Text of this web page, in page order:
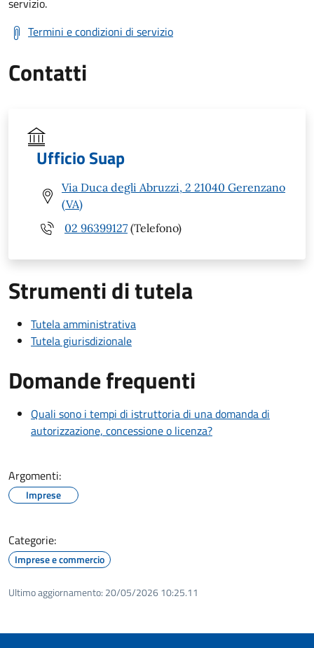
servizio.
Termini e condizioni di servizio
Contatti
Ufficio Suap
Via Duca degli Abruzzi, 2 21040 Gerenzano
(VA)
02 96399127 (Telefono)
Strumenti di tutela
Tutela amministrativa
Tutela giurisdizionale
Domande frequenti
Quali sono i tempi di istruttoria di una domanda di
autorizzazione, concessione o licenza?
Argomenti:
Imprese
Categorie:
Imprese e commercio
Ultimo aggiornamento: 20/05/2026 10:25.11